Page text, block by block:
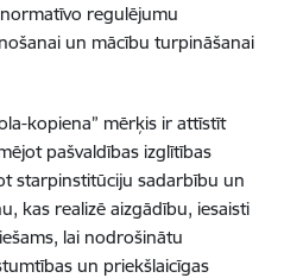
regulējumu
un mācību turpināšanai
kopiena” mērķis ir attīstīt
pašvaldības izglītības
starpinstitūciju sadarbību un
kas realizē aizgādību, iesaisti
lai nodrošinātu
un priekšlaicīgas